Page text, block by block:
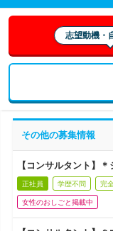
志望動機・
その他の募集情報
【コンサルタント】
正社員 学歴不問 完
女性のおしごと掲載中